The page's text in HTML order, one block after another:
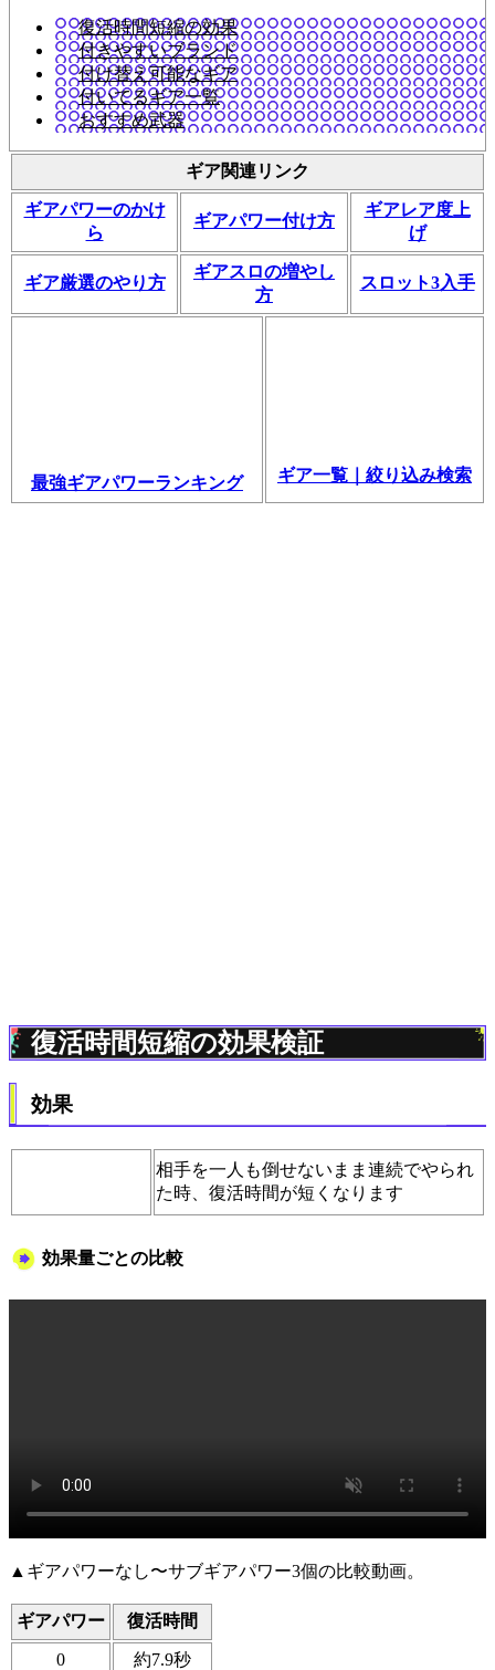
復活時間短縮の効果
付きやすいブランド
付け替え可能なギア
付いてるギア一覧
おすすめ武器
ギア関連リンク
ギアパワーのかけ
ら
ギアパワー付け方
ギアレア度上
げ
ギア厳選のやり方
ギアスロの増やし
方
スロット3入手
最強ギアパワーランキング ギア一覧｜絞り込み検索
復活時間短縮の効果検証
効果
相手を一人も倒せないまま連続でやられ
た時、復活時間が短くなります
効果量ごとの比較
▲ギアパワーなし〜サブギアパワー3個の比較動画。
ギアパワー 復活時間
0 約7.9秒